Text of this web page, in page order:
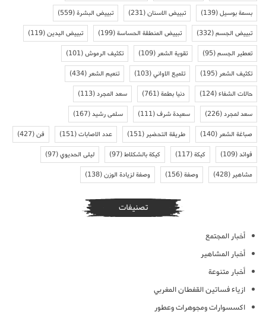
بسمة بوسيل(139) تبييض الاسنان(231) تبييض البشرة(559)
تبييض الجسم(332) تبييض المنطقة الحساسة(199) تبييض اليدين(119)
تعطير الجسم(95) تقوية الشعر(109) تكثيف الرموش(101)
تكثيف الشعر(195) تلميع الاواني(103) تنعيم الشعر(434)
حالات الشفاء(124) دنيا بطمة(761) سعد المجرد(113)
سعد لمجرد(226) سعيدة شرف(111) سلمى رشيد(167)
صباغة الشعر(140) طريقة التحضير(151) عدد الاصابات(151) فن(427)
فوائد(109) كيكة(117) كيكة بالشكلاط(97) ليلى الحديوي(97)
مشاهير(428) وصفة(156) وصفة لزيادة الوزن(138)
تصنيفات
أخبار المجتمع
أخبار المشاهير
أخبار متنوعة
ازياء فساتين القفطان المغربي
اكسسوارات ومجوهرات وعطور